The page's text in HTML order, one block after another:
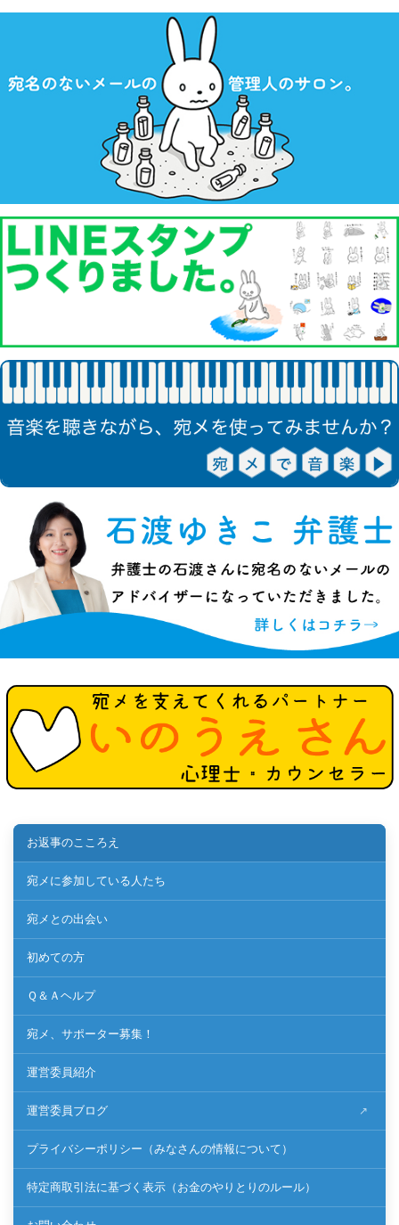
お返事のこころえ
宛メに参加している人たち
宛メとの出会い
初めての方
Ｑ＆Ａヘルプ
宛メ、サポーター募集！
運営委員紹介
運営委員ブログ
プライバシーポリシー（みなさんの情報について）
特定商取引法に基づく表示（お金のやりとりのルール）